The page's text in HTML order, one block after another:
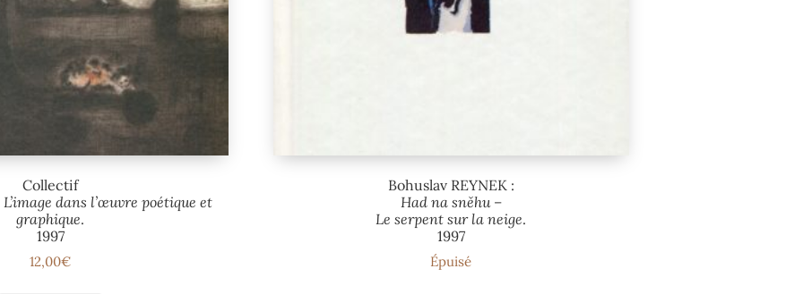
Collectif
dans l’œuvre poétique et
graphique.
1997
12,00€
Bohuslav REYNEK :
Had na sněhu –
Le serpent sur la neige.
1997
Épuisé